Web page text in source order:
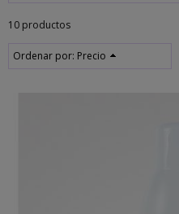
10 productos
Ordenar por: Precio